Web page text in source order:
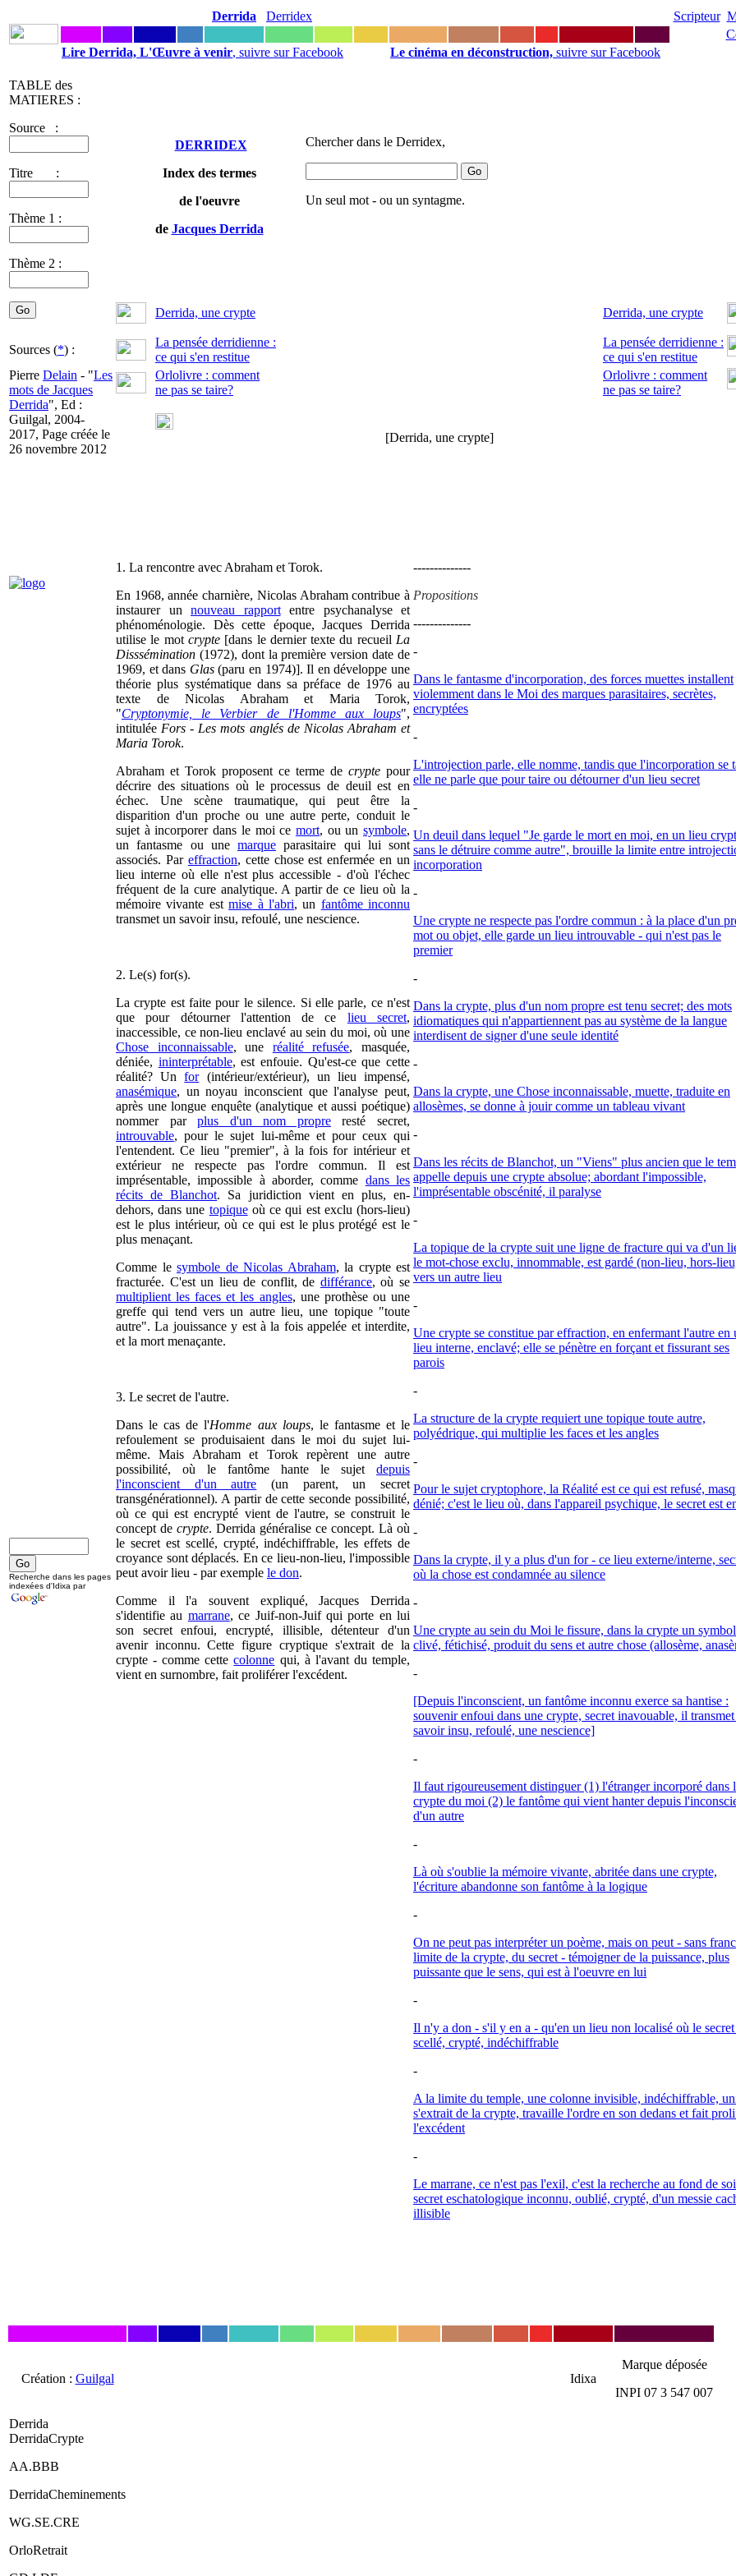
Derrida Derridex Scripteur
Lire Derrida, L'Œuvre à venir, suivre sur Facebook Le cinéma en déconstruction, suivre sur Facebook
TABLE des
MATIERES :
Source :
Titre :
Thème 1 :
Thème 2 :
DERRIDEX
Index des termes
de l'oeuvre
de Jacques Derrida
Chercher dans le Derridex,
Un seul mot - ou un syntagme.
Derrida, une crypte Derrida, une crypte
Sources (*) :
La pensée derridienne :
ce qui s'en restitue
La pensée derridienne :
ce qui s'en restitue
Pierre Delain - "Les
mots de Jacques
Derrida", Ed :
Guilgal, 2004-
2017, Page créée le
26 novembre 2012
Orlolivre : comment
ne pas se taire?
[Derrida, une crypte]
Orlolivre : comment
ne pas se taire?
1. La rencontre avec Abraham et Torok.
En 1968, année charnière, Nicolas Abraham contribue à
instaurer un nouveau rapportentre psychanalyse et
phénoménologie. Dès cette époque, Jacques Derrida
utilise le mot crypte[dans le dernier texte du recueil La
Disssémination (1972), dont la première version date de
1969, et dans Glas(paru en 1974)]. Il en développe une
théorie plus systématique dans sa préface de 1976 au
texte de Nicolas Abraham et Maria Torok,
"Cryptonymie, le Verbier de l'Homme aux loups",
intitulée Fors - Les mots anglés de Nicolas Abraham et
Maria Torok.
Abraham et Torok proposent ce terme de crypte pour
décrire des situations où le processus de deuil est en
échec. Une scène traumatique, qui peut être la
disparition d'un proche ou une autre perte, conduit le
sujet à incorporer dans le moi ce mort, ou unsymbole,
un fantasme ou une marque parasitaire qui lui sont
associés. Par effraction, cette chose est enfermée en un
lieu interne où elle n'est plus accessible - d'où l'échec
fréquent de la cure analytique. A partir de ce lieu où la
mémoire vivante estmise à l'abri, un fantôme inconnu
transmet un savoir insu, refoulé, une nescience.
2. Le(s) for(s).
La crypte est faite pour le silence. Si elle parle, ce n'est
que pour détourner l'attention de ce lieu secret,
inaccessible, ce non-lieu enclavé au sein du moi, où une
Chose inconnaissable, une réalité refusée, masquée,
déniée, ininterprétable, est enfouie. Qu'est-ce que cette
réalité? Unfor(intérieur/extérieur), un lieu impensé,
anasémique, un noyau inconscient que l'analyse peut,
après une longue enquête (analytique et aussi poétique)
nommer parplus d'un nom propreresté secret,
introuvable, pour le sujet lui-même et pour ceux qui
l'entendent. Ce lieu "premier", à la fois for intérieur et
extérieur ne respecte pas l'ordre commun. Il est
imprésentable, impossible à aborder, comme dans les
récits de Blanchot. Sa juridiction vient en plus, en-
dehors, dans une topiqueoù ce qui est exclu (hors-lieu)
est le plus intérieur, où ce qui est le plus protégé est le
plus menaçant.
Comme le symbole de Nicolas Abraham, la crypte est
fracturée. C'est un lieu de conflit, de différance, où se
multiplient les faces et les angles, une prothèse ou une
greffe qui tend vers un autre lieu, une topique "toute
autre". La jouissance y est à la fois appelée et interdite,
et la mort menaçante.
3. Le secret de l'autre.
Dans le cas de l'Homme aux loups, le fantasme et le
refoulement se produisaient dans le moi du sujet lui-
même. Mais Abraham et Torok repèrent une autre
possibilité, où le fantôme hante le sujet depuis
l'inconscient d'un autre (un parent, un secret
transgénérationnel). A partir de cette seconde possibilité,
où ce qui est encrypté vient de l'autre, se construit le
concept de crypte. Derrida généralise ce concept. Là où
le secret est scellé, crypté, indéchiffrable, les effets de
croyance sont déplacés. En ce lieu-non-lieu, l'impossible
peut avoir lieu - par exemple le don.
Comme il l'a souvent expliqué, Jacques Derrida
s'identifie au marrane, ce Juif-non-Juif qui porte en lui
son secret enfoui, encrypté, illisible, détenteur d'un
avenir inconnu. Cette figure cryptique s'extrait de la
crypte - comme cettecolonne qui, à l'avant du temple,
vient en surnombre, fait proliférer l'excédent.
--------------
Propositions
--------------
-
Dans le fantasme d'incorporation, des forces muettes installent
violemment dans le Moi des marques parasitaires, secrètes,
encryptées
-
L'introjection parle, elle nomme, tandis que l'incorporation se
elle ne parle que pour taire ou détourner d'un lieu secret
-
Un deuil dans lequel "Je garde le mort en moi, en un lieu
sans le détruire comme autre", brouille la limite entre
incorporation
-
Une crypte ne respecte pas l'ordre commun : à la place d'un
mot ou objet, elle garde un lieu introuvable - qui n'est pas le
premier
-
Dans la crypte, plus d'un nom propre est tenu secret; des mots
idiomatiques qui n'appartiennent pas au système de la langue
interdisent de signer d'une seule identité
-
Dans la crypte, une Chose inconnaissable, muette, traduite en
allosèmes, se donne à jouir comme un tableau vivant
-
Dans les récits de Blanchot, un "Viens" plus ancien que le
appelle depuis une crypte absolue; abordant l'impossible,
l'imprésentable obscénité, il paralyse
-
La topique de la crypte suit une ligne de fracture qui va d'un
le mot-chose exclu, innommable, est gardé (non-lieu, hors-
vers un autre lieu
-
Une crypte se constitue par effraction, en enfermant l'autre en
lieu interne, enclavé; elle se pénètre en forçant et fissurant ses
parois
-
La structure de la crypte requiert une topique toute autre,
polyédrique, qui multiplie les faces et les angles
-
Pour le sujet cryptophore, la Réalité est ce qui est refusé,
dénié; c'est le lieu où, dans l'appareil psychique, le secret est
-
Dans la crypte, il y a plus d'un for - ce lieu externe/interne,
où la chose est condamnée au silence
-
Une crypte au sein du Moi le fissure, dans la crypte un
clivé, fétichisé, produit du sens et autre chose (allosème,
-
[Depuis l'inconscient, un fantôme inconnu exerce sa hantise :
souvenir enfoui dans une crypte, secret inavouable, il
savoir insu, refoulé, une nescience]
-
Il faut rigoureusement distinguer (1) l'étranger incorporé dans
crypte du moi (2) le fantôme qui vient hanter depuis
d'un autre
-
Là où s'oublie la mémoire vivante, abritée dans une crypte,
l'écriture abandonne son fantôme à la logique
-
On ne peut pas interpréter un poème, mais on peut - sans
limite de la crypte, du secret - témoigner de la puissance, plus
puissante que le sens, qui est à l'oeuvre en lui
-
Il n'y a don - s'il y en a - qu'en un lieu non localisé où le secret
scellé, crypté, indéchiffrable
-
A la limite du temple, une colonne invisible, indéchiffrable,
s'extrait de la crypte, travaille l'ordre en son dedans et fait
l'excédent
-
Le marrane, ce n'est pas l'exil, c'est la recherche au fond de
secret eschatologique inconnu, oublié, crypté, d'un messie
illisible
Recherche dans les pages
indexées d'Idixa par
Création : Guilgal Idixa
Marque déposée
INPI 07 3 547 007
Derrida
DerridaCrypte
AA.BBB
DerridaCheminements
WG.SE.CRE
OrloRetrait